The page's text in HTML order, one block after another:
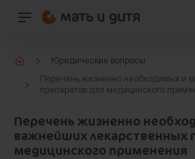
Юридические вопросы
Перечень жизненно необходимых и
препаратов для медицинского
Перечень жизненно
важнейших лекарственных
медицинского применения